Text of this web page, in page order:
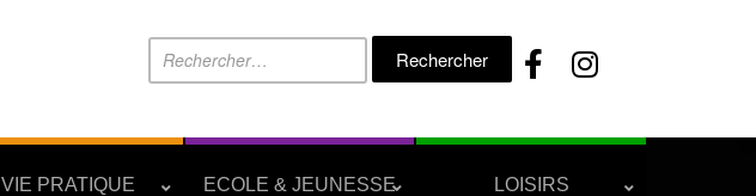
Rechercher :
VIE PRATIQUE ECOLE & JEUNESSE LOISIRS